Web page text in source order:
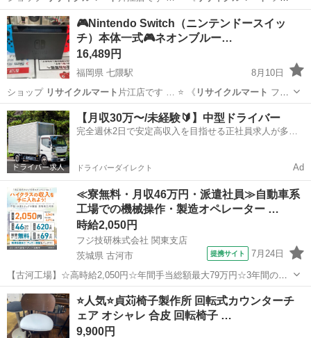
スタ … 店舗名】リサイクルマート 片江店 … 相談は 「リサイクルマ
ートフェスタ」…
福岡 福岡市
🎮Nintendo Switch（ニンテンドースイッ
チ）本体一式🎮ネオンブルー…
16,489円
福岡県 七隈駅
8月10日
ショップ リサイクルマート 片江店です … ️⭐️ 《 リサイクルマート フェ
スタ … 店舗名】リサイクルマート 片江店 … 相談は 「リサイクルマ
ートフェスタ」…
福岡 福岡市 七隈駅 テレビゲーム
【月収30万〜/未経験🔰】中型ドライバー
完全週休2日で安定高収入を目指せる正社員求人が多
ドライバーダイレクト Ad
≪寮無料・月収46万円・派遣社員≫自動車系
工場での機械操作・製造オペレーター …
時給2,050円
フジ技研株式会社 関東支店
茨城県 古河市
提携サイト 7月24日
【古河工場】☆高時給2,050円☆年間手当総額最大79万円☆3年間の手
当総額169万円☆年収630万円可☆寮費無料☆大手トラックメーカーで
の組立組付のお仕事☆自動車業界経験者積極採用中！！【20代でも年
収500万円が目指せる...
茨城 古河市 その他
⭐️人気⭐️貞苅椅子製作所 回転式カウンターチ
ェア オシャレ 合皮 回転椅子 …
9,900円